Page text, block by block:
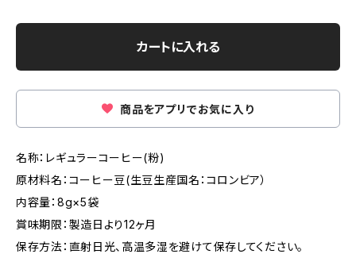
カートに入れる
商品をアプリでお気に入り
名称：レギュラーコーヒー(粉)
原材料名：コーヒー豆(生豆生産国名：コロンビア）
内容量：8g×5袋
賞味期限：製造日より12ヶ月
保存方法：直射日光、高温多湿を避けて保存してください。